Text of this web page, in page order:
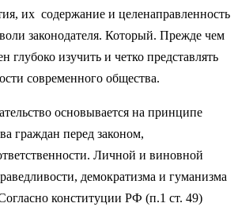
их содержание и целенаправленность
законодателя. Который. Прежде чем
глубоко изучить и четко представлять
современного общества.
основывается на принципе
граждан перед законом,
Личной и виновной
демократизма и гуманизма
конституции РФ (п.1 ст. 49)